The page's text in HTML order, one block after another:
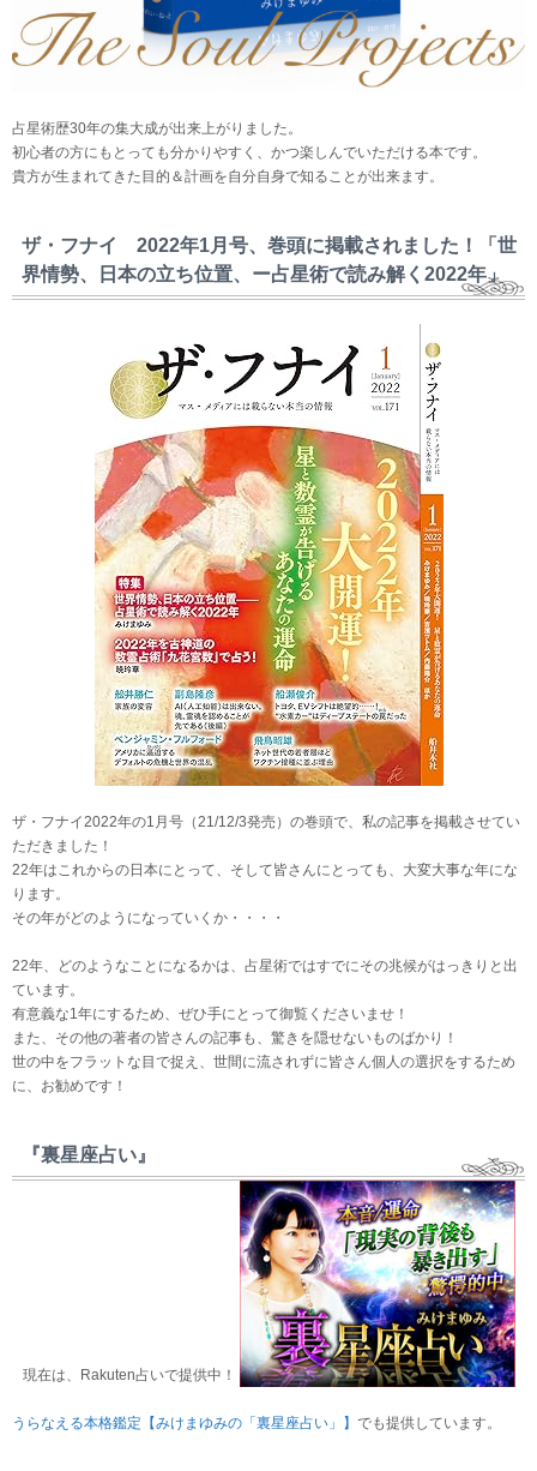
占星術歴30年の集大成が出来上がりました。
初心者の方にもとっても分かりやすく、かつ楽しんでいただける本です。
貴方が生まれてきた目的＆計画を自分自身で知ることが出来ます。
ザ・フナイ 2022年1月号、巻頭に掲載されました！「世
界情勢、日本の立ち位置、ー占星術で読み解く2022年」
ザ・フナイ2022年の1月号（21/12/3発売）の巻頭で、私の記事を掲載させてい
ただきました！
22年はこれからの日本にとって、そして皆さんにとっても、大変大事な年にな
ります。
その年がどのようになっていくか・・・・
22年、どのようなことになるかは、占星術ではすでにその兆候がはっきりと出
ています。
有意義な1年にするため、ぜひ手にとって御覧くださいませ！
また、その他の著者の皆さんの記事も、驚きを隠せないものばかり！
世の中をフラットな目で捉え、世間に流されずに皆さん個人の選択をするため
に、お勧めです！
『裏星座占い』
現在は、Rakuten占いで提供中！
うらなえる本格鑑定【みけまゆみの「裏星座占い」】 でも提供しています。